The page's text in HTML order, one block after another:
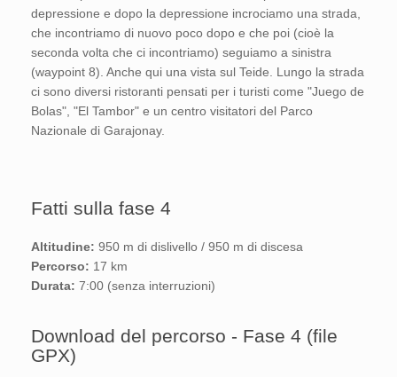
depressione e dopo la depressione incrociamo una strada,
che incontriamo di nuovo poco dopo e che poi (cioè la
seconda volta che ci incontriamo) seguiamo a sinistra
(waypoint 8). Anche qui una vista sul Teide. Lungo la strada
ci sono diversi ristoranti pensati per i turisti come "Juego de
Bolas", "El Tambor" e un centro visitatori del Parco
Nazionale di Garajonay.
Fatti sulla fase 4
Altitudine: 950 m di dislivello / 950 m di discesa
Percorso: 17 km
Durata: 7:00 (senza interruzioni)
Download del percorso - Fase 4 (file
GPX)